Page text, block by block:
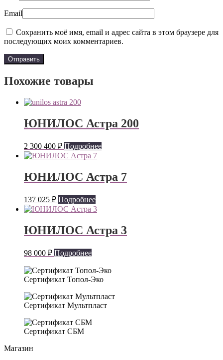
Email
Сохранить моё имя, email и адрес сайта в этом браузере для
последующих моих комментариев.
Похожие товары
ЮНИЛОС Астра 200
2 300 400 ₽ Подробнее
ЮНИЛОС Астра 7
137 025 ₽ Подробнее
ЮНИЛОС Астра 3
98 000 ₽ Подробнее
Сертификат Топол-Эко
Сертификат Мультпласт
Сертификат СБМ
Магазин